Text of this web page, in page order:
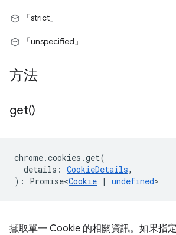
「strict」
「unspecified」
方法
get()
chrome.cookies .get(
details : CookieDetails,
) : Promise<Cookie | undefined>
擷取單一 Cookie 的相關資訊。如果指